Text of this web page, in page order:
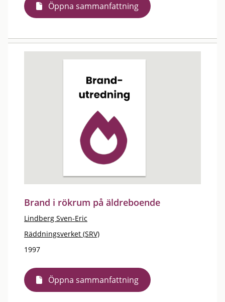
Öppna sammanfattning
Brand i rökrum på äldreboende
Lindberg Sven-Eric
Räddningsverket (SRV)
1997
Öppna sammanfattning